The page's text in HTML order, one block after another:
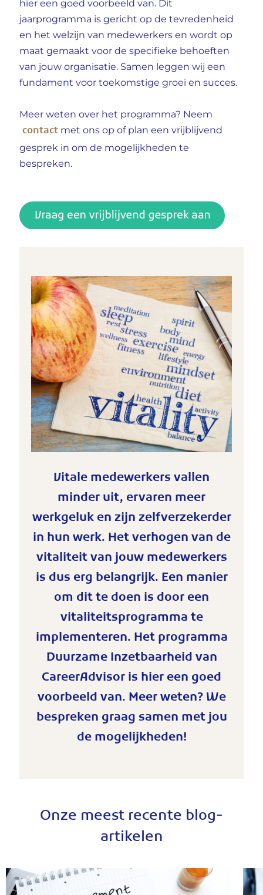
hier een goed voorbeeld van. Dit
jaarprogramma is gericht op de tevredenheid
en het welzijn van medewerkers en wordt op
maat gemaakt voor de specifieke behoeften
van jouw organisatie. Samen leggen wij een
fundament voor toekomstige groei en succes.
Meer weten over het programma? Neem
contact met ons op of plan een vrijblijvend
gesprek in om de mogelijkheden te
bespreken.
Vitale medewerkers vallen
minder uit, ervaren meer
werkgeluk en zijn zelfverzekerder
in hun werk. Het verhogen van de
vitaliteit van jouw medewerkers
is dus erg belangrijk. Een manier
om dit te doen is door een
vitaliteitsprogramma te
implementeren. Het programma
Duurzame Inzetbaarheid van
CareerAdvisor is hier een goed
voorbeeld van. Meer weten? We
bespreken graag samen met jou
de mogelijkheden!
Onze meest recente blog-
artikelen